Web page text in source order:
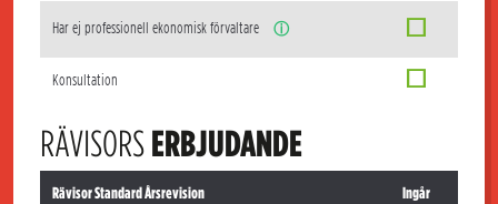
Har ej professionell ekonomisk förvaltare ⓘ
Konsultation
RÄVISORSERBJUDANDE
Rävisor Standard Årsrevision Ingår